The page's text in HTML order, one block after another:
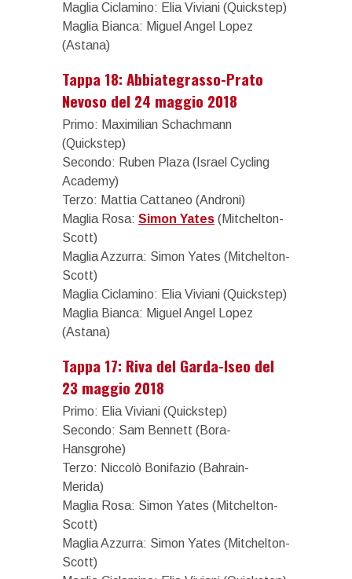
Maglia Ciclamino: Elia Viviani (Quickstep)
Maglia Bianca: Miguel Angel Lopez
(Astana)
Tappa 18: Abbiategrasso-Prato
Nevoso del 24 maggio 2018
Primo: Maximilian Schachmann
(Quickstep)
Secondo: Ruben Plaza (Israel Cycling
Academy)
Terzo: Mattia Cattaneo (Androni)
Maglia Rosa: Simon Yates (Mitchelton-
Scott)
Maglia Azzurra: Simon Yates (Mitchelton-
Scott)
Maglia Ciclamino: Elia Viviani (Quickstep)
Maglia Bianca: Miguel Angel Lopez
(Astana)
Tappa 17: Riva del Garda-Iseo del
23 maggio 2018
Primo: Elia Viviani (Quickstep)
Secondo: Sam Bennett (Bora-
Hansgrohe)
Terzo: Niccolò Bonifazio (Bahrain-
Merida)
Maglia Rosa: Simon Yates (Mitchelton-
Scott)
Maglia Azzurra: Simon Yates (Mitchelton-
Scott)